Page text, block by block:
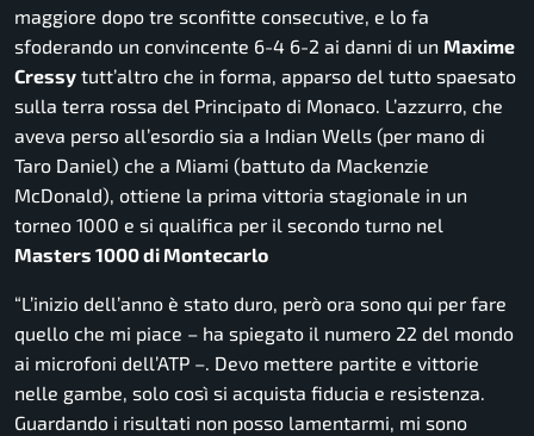
maggiore dopo tre sconfitte consecutive, e lo fa
sfoderando un convincente 6-4 6-2 ai danni di un Maxime
Cressy tutt’altro che in forma, apparso del tutto spaesato
sulla terra rossa del Principato di Monaco. L’azzurro, che
aveva perso all’esordio sia a Indian Wells (per mano di
Taro Daniel) che a Miami (battuto da Mackenzie
McDonald), ottiene la prima vittoria stagionale in un
torneo 1000 e si qualifica per il secondo turno nel
Masters 1000 di Montecarlo
“L’inizio dell’anno è stato duro, però ora sono qui per fare
quello che mi piace – ha spiegato il numero 22 del mondo
ai microfoni dell’ATP –. Devo mettere partite e vittorie
nelle gambe, solo così si acquista fiducia e resistenza.
Guardando i risultati non posso lamentarmi, mi sono